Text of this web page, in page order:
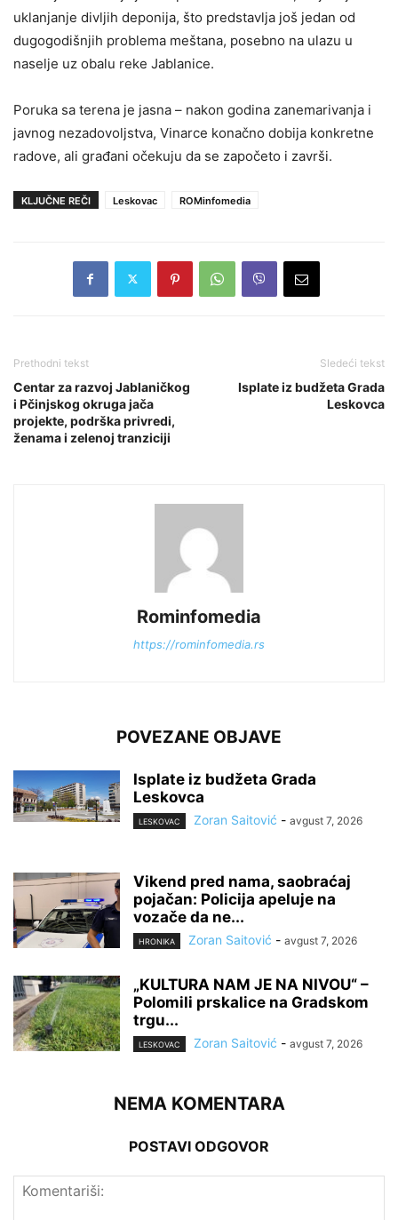
uklanjanje divljih deponija, što predstavlja još jedan od
dugogodišnjih problema meštana, posebno na ulazu u
naselje uz obalu reke Jablanice.
Poruka sa terena je jasna – nakon godina zanemarivanja i
javnog nezadovoljstva, Vinarce konačno dobija konkretne
radove, ali građani očekuju da se započeto i završi.
KLJUČNE REČI Leskovac ROMinfomedia
Prethodni tekst
Centar za razvoj Jablaničkog
i Pčinjskog okruga jača
projekte, podrška privredi,
ženama i zelenoj tranziciji
Sledeći tekst
Isplate iz budžeta Grada
Leskovca
Rominfomedia
https://rominfomedia.rs
POVEZANE OBJAVE
Isplate iz budžeta Grada
Leskovca
LESKOVAC Zoran Saitović - avgust 7, 2026
Vikend pred nama, saobraćaj
pojačan: Policija apeluje na
vozače da ne...
HRONIKA Zoran Saitović - avgust 7, 2026
„KULTURA NAM JE NA NIVOU“ –
Polomili prskalice na Gradskom
trgu...
LESKOVAC Zoran Saitović - avgust 7, 2026
NEMA KOMENTARA
POSTAVI ODGOVOR